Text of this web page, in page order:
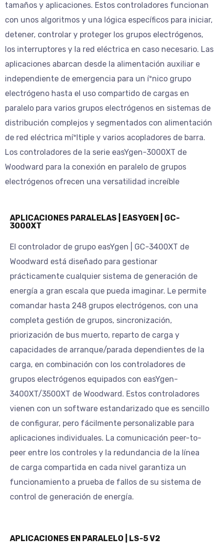
tamaños y aplicaciones. Estos controladores funcionan
con unos algoritmos y una lógica especí­ficos para iniciar,
detener, controlar y proteger los grupos electrógenos,
los interruptores y la red eléctrica en caso necesario. Las
aplicaciones abarcan desde la alimentación auxiliar e
independiente de emergencia para un íºnico grupo
electrógeno hasta el uso compartido de cargas en
paralelo para varios grupos electrógenos en sistemas de
distribución complejos y segmentados con alimentación
de red eléctrica míºltiple y varios acopladores de barra.
Los controladores de la serie easYgen-3000XT de
Woodward para la conexión en paralelo de grupos
electrógenos ofrecen una versatilidad increí­ble
APLICACIONES PARALELAS | EASYGEN | GC-
3000XT
El controlador de grupo easYgen | GC-3400XT de
Woodward está diseñado para gestionar
prácticamente cualquier sistema de generación de
energía a gran escala que pueda imaginar. Le permite
comandar hasta 248 grupos electrógenos, con una
completa gestión de grupos, sincronización,
priorización de bus muerto, reparto de carga y
capacidades de arranque/parada dependientes de la
carga, en combinación con los controladores de
grupos electrógenos equipados con easYgen-
3400XT/3500XT de Woodward. Estos controladores
vienen con un software estandarizado que es sencillo
de configurar, pero fácilmente personalizable para
aplicaciones individuales. La comunicación peer-to-
peer entre los controles y la redundancia de la línea
de carga compartida en cada nivel garantiza un
funcionamiento a prueba de fallos de su sistema de
control de generación de energía.
APLICACIONES EN PARALELO | LS-5 V2